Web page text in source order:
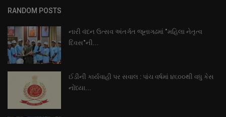
RANDOM POSTS
નારી વંદન ઉત્સવ અંતર્ગત જૂનાગઢમાં "મહિલા નેતૃત્વ
દિવસ"ની...
ઈડીની કાર્યવાહી પર સવાલ : પાંચ વર્ષમાં ૪૬૦૦થી વધુ કેસ
નોંધ્યા...